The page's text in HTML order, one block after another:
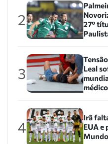
2
27º
3
Leal
4
Irã
EUA e